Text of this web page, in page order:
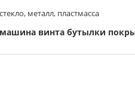
стекло, металл, пластмасса
машина винта бутылки